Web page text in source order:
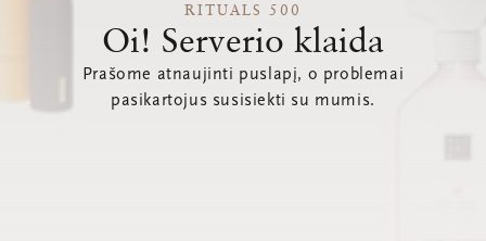
RITUALS 500
Oi! Serverio klaida
Prašome atnaujinti puslapį, o problemai
pasikartojus susisiekti su mumis.